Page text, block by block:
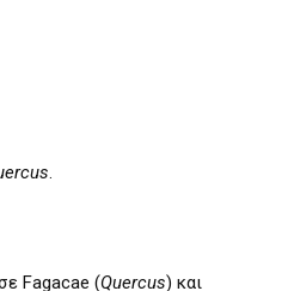
.
Fagacae (Quercus) και